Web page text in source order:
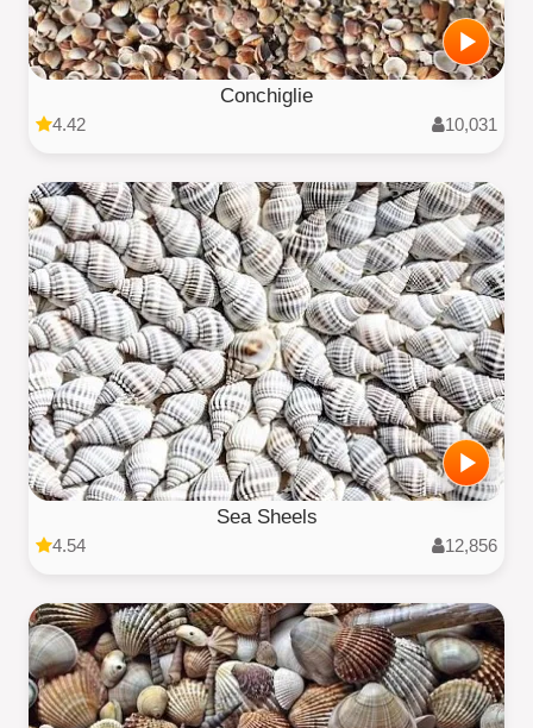
Conchiglie
4.42 10,031
Sea Sheels
4.54 12,856